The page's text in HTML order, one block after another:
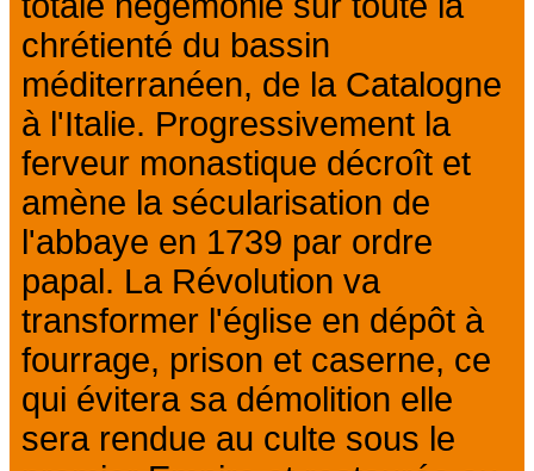
chrétienté du bassin
méditerranéen, de la Catalogne
à l'Italie. Progressivement la
ferveur monastique décroît et
amène la sécularisation de
l'abbaye en 1739 par ordre
papal. La Révolution va
transformer l'église en dépôt à
fourrage, prison et caserne, ce
qui évitera sa démolition elle
sera rendue au culte sous le